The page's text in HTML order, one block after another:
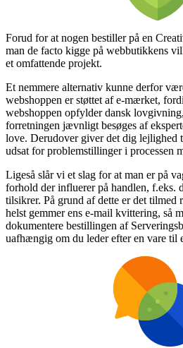
Forud for at nogen bestiller på en
man de facto kigge på webbutikkens
et omfattende projekt.
Et nemmere alternativ kunne derfor
webshoppen er støttet af e-mærket,
webshoppen opfylder dansk
forretningen jævnligt besøges af
love. Derudover giver det dig lejlighed
udsat for problemstillinger i processen
Ligeså slår vi et slag for at man er på
forhold der influerer på handlen, f.eks.
tilsikrer. På grund af dette er det tilmed
helst gemmer ens e-mail kvittering, så
dokumentere bestillingen af
uafhængig om du leder efter en vare til